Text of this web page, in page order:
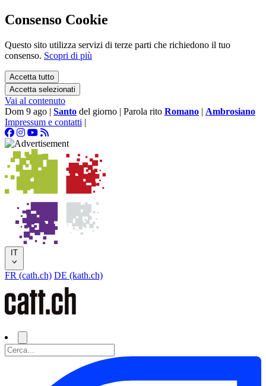
Consenso Cookie
Questo sito utilizza servizi di terze parti che richiedono il tuo
consenso. Scopri di più
Accetta tutto
Accetta selezionati
Vai al contenuto
Dom 9 ago | Santo del giorno | Parola rito Romano | Ambrosiano
Impressum e contatti |
IT
FR (cath.ch) DE (kath.ch)